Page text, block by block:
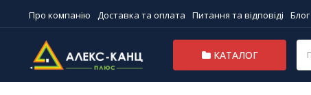
Про компанію Доставка та оплата Питання та відповіді Блог
КАТАЛОГ